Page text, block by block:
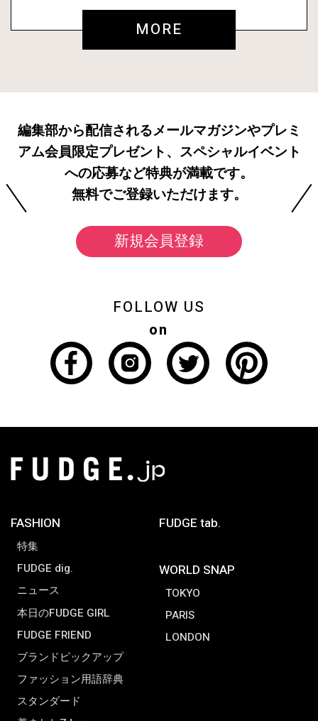
MORE
編集部から配信されるメールマガジンやプレミ
アム会員限定プレゼント、スペシャルイベント
への応募など特典が満載です。
無料でご登録いただけます。
新規会員登録
FOLLOW US
on
FASHION
特集
FUDGE dig.
ニュース
本日のFUDGE GIRL
FUDGE FRIEND
ブランドピックアップ
ファッション用語辞典
スタンダード
FUDGE tab.
WORLD SNAP
TOKYO
PARIS
LONDON